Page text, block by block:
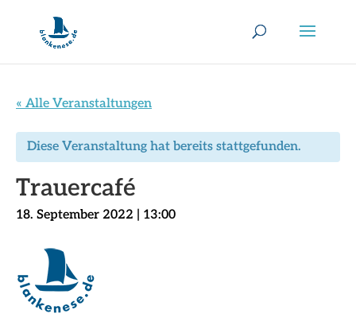
« Alle Veranstaltungen
Diese Veranstaltung hat bereits stattgefunden.
Trauercafé
18. September 2022 | 13:00